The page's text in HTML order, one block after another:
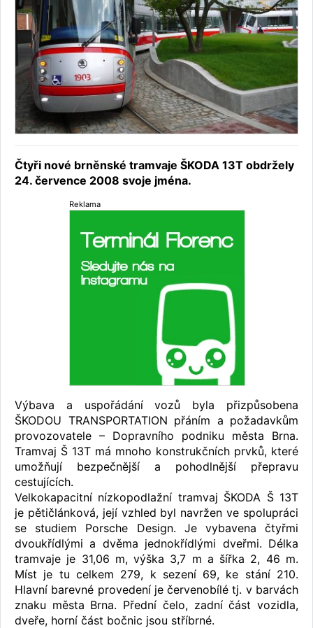
Čtyři nové brněnské tramvaje ŠKODA 13T obdržely
24. července 2008 svoje jména.
Reklama
Výbava a uspořádání vozů byla přizpůsobena
ŠKODOU TRANSPORTATION přáním a požadavkům
provozovatele – Dopravního podniku města Brna.
Tramvaj Š 13T má mnoho konstrukčních prvků, které
umožňují bezpečnější a pohodlnější přepravu
cestujících.
Velkokapacitní nízkopodlažní tramvaj ŠKODA Š 13T
je pětičlánková, její vzhled byl navržen ve spolupráci
se studiem Porsche Design. Je vybavena čtyřmi
dvoukřídlými a dvěma jednokřídlými dveřmi. Délka
tramvaje je 31,06 m, výška 3,7 m a šířka 2, 46 m.
Míst je tu celkem 279, k sezení 69, ke stání 210.
Hlavní barevné provedení je červenobílé tj. v barvách
znaku města Brna. Přední čelo, zadní část vozidla,
dveře, horní část bočnic jsou stříbrné.